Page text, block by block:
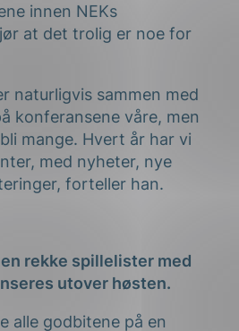
innen NEKs
at det trolig er noe for
naturligvis sammen med
konferansene våre, men
mange. Hvert år har vi
med nyheter, nye
forteller han.
rekke spillelister med
utover høsten.
alle godbitene på en